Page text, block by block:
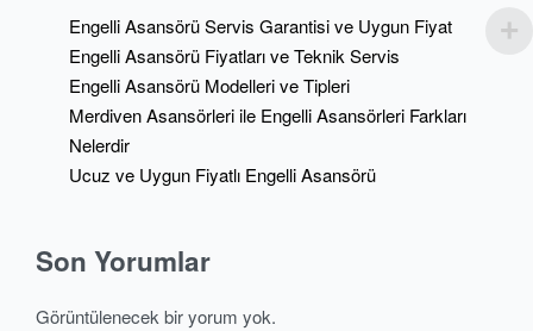
Engelli Asansörü Servis Garantisi ve Uygun Fiyat
Engelli Asansörü Fiyatları ve Teknik Servis
Engelli Asansörü Modelleri ve Tipleri
Merdiven Asansörleri ile Engelli Asansörleri Farkları
Nelerdir
Ucuz ve Uygun Fiyatlı Engelli Asansörü
Son Yorumlar
Görüntülenecek bir yorum yok.